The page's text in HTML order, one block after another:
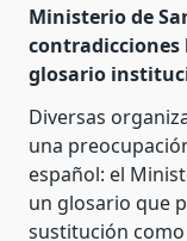
Ministerio de
contradicciones
glosario
Diversas
una
español: el
un glosario que
sustitución